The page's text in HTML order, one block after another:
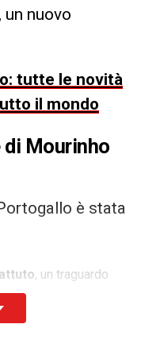
un nuovo
tutte le novità
il mondo
Mourinho
è stata
, un traguardo
un posto in